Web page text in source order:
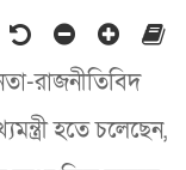
রাজনীতিবিদ
হতে চলেছেন,